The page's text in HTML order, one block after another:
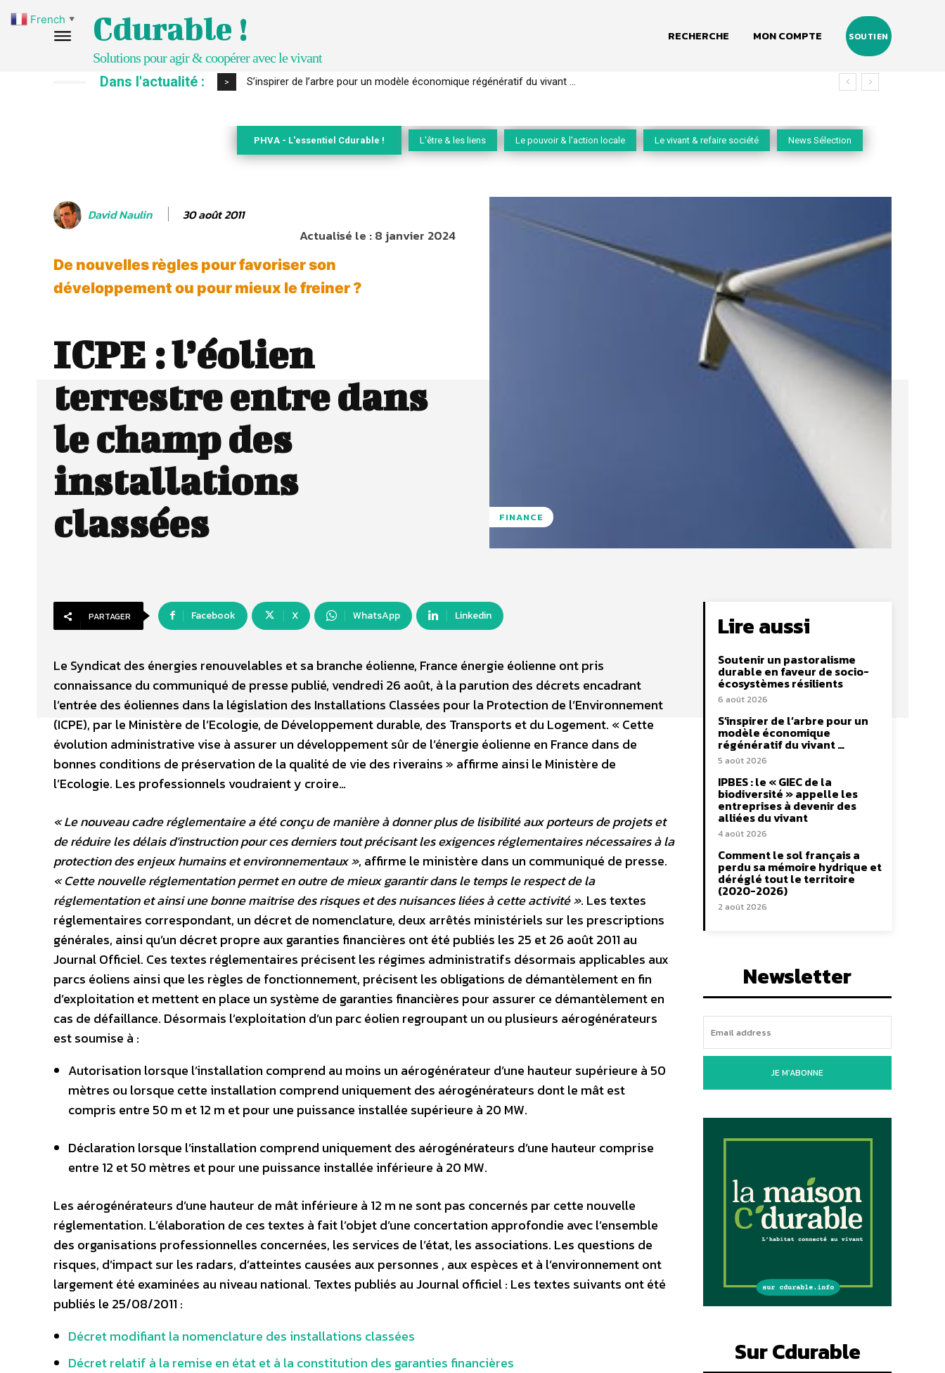
Cdurable !
Solutions pour agir & coopérer avec le vivant
RECHERCHE MON COMPTE SOUTIEN
Dans l'actualité : > IPBES : le « GIEC de la biodiversité » appelle les entreprises à devenir des alliées du vivant
PHVA - L'essentiel Cdurable ! L'être & les liens Le pouvoir & l'action locale Le vivant & refaire société News Sélection
David Naulin 30 août 2011
Actualisé le :8 janvier 2024
De nouvelles règles pour favoriser son
développement ou pour mieux le freiner ?
ICPE : l’éolien
terrestre entre dans
le champ des
installations
classées
FINANCE
PARTAGER Facebook X WhatsApp Linkedin
Le Syndicat des énergies renouvelables et sa branche éolienne, France énergie éolienne ont pris
connaissance du communiqué de presse publié, vendredi 26 août, à la parution des décrets encadrant
l’entrée des éoliennes dans la législation des Installations Classées pour la Protection de l’Environnement
(ICPE), par le Ministère de l’Ecologie, de Développement durable, des Transports et du Logement. « Cette
évolution administrative vise à assurer un développement sûr de l’énergie éolienne en France dans de
bonnes conditions de préservation de la qualité de vie des riverains » affirme ainsi le Ministère de
l’Ecologie. Les professionnels voudraient y croire…
« Le nouveau cadre réglementaire a été conçu de manière à donner plus de lisibilité aux porteurs de projets et
de réduire les délais d’instruction pour ces derniers tout précisant les exigences réglementaires nécessaires à la
protection des enjeux humains et environnementaux », affirme le ministère dans un communiqué de presse.
« Cette nouvelle réglementation permet en outre de mieux garantir dans le temps le respect de la
réglementation et ainsi une bonne maitrise des risques et des nuisances liées à cette activité ». Les textes
réglementaires correspondant, un décret de nomenclature, deux arrêtés ministériels sur les prescriptions
générales, ainsi qu’un décret propre aux garanties financières ont été publiés les 25 et 26 août 2011 au
Journal Officiel. Ces textes réglementaires précisent les régimes administratifs désormais applicables aux
parcs éoliens ainsi que les règles de fonctionnement, précisent les obligations de démantèlement en fin
d’exploitation et mettent en place un système de garanties financières pour assurer ce démantèlement en
cas de défaillance. Désormais l’exploitation d’un parc éolien regroupant un ou plusieurs aérogénérateurs
est soumise à :
Autorisation lorsque l’installation comprend au moins un aérogénérateur d’une hauteur supérieure à 50
mètres ou lorsque cette installation comprend uniquement des aérogénérateurs dont le mât est
compris entre 50 m et 12 m et pour une puissance installée supérieure à 20 MW.
Déclaration lorsque l’installation comprend uniquement des aérogénérateurs d’une hauteur comprise
entre 12 et 50 mètres et pour une puissance installée inférieure à 20 MW.
Les aérogénérateurs d’une hauteur de mât inférieure à 12 m ne sont pas concernés par cette nouvelle
réglementation. L’élaboration de ces textes à fait l’objet d’une concertation approfondie avec l’ensemble
des organisations professionnelles concernées, les services de l’état, les associations. Les questions de
risques, d’impact sur les radars, d’atteintes causées aux personnes , aux espèces et à l’environnement ont
largement été examinées au niveau national. Textes publiés au Journal officiel : Les textes suivants ont été
publiés le 25/08/2011 :
Décret modifiant la nomenclature des installations classées
Décret relatif à la remise en état et à la constitution des garanties financières
Lire aussi
Soutenir un pastoralisme
durable en faveur de socio-
écosystèmes résilients
6 août 2026
S’inspirer de l’arbre pour un
modèle économique
régénératif du vivant …
5 août 2026
IPBES : le « GIEC de la
biodiversité » appelle les
entreprises à devenir des
alliées du vivant
4 août 2026
Comment le sol français a
perdu sa mémoire hydrique et
déréglé tout le territoire
(2020-2026)
2 août 2026
Newsletter
JE M'ABONNE
Sur Cdurable
French ▼